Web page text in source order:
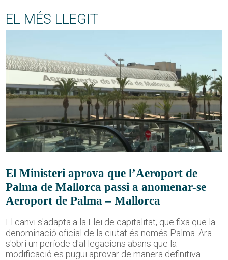
EL MÉS LLEGIT
El Ministeri aprova que l’Aeroport de
Palma de Mallorca passi a anomenar-se
Aeroport de Palma – Mallorca
El canvi s'adapta a la Llei de capitalitat, que fixa que la
denominació oficial de la ciutat és només Palma. Ara
s'obri un període d'al·legacions abans que la
modificació es pugui aprovar de manera definitiva.